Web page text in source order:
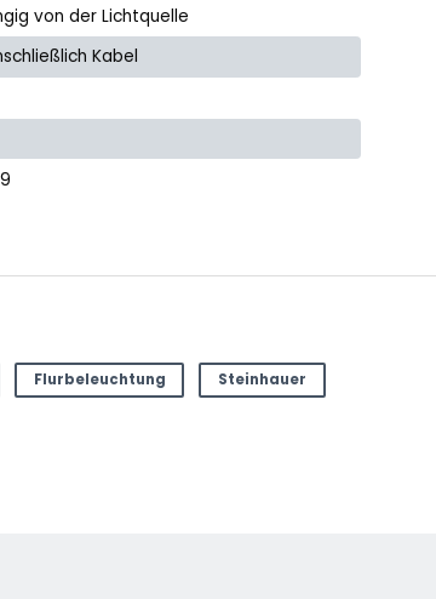
von der Lichtquelle
Kabel
Flurbeleuchtung Steinhauer